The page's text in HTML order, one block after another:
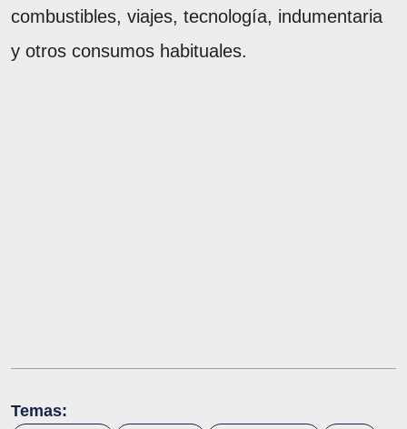
combustibles, viajes, tecnología, indumentaria
y otros consumos habituales.
Temas: